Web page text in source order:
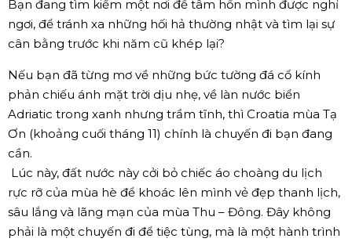
Bạn đang tìm kiếm một nơi để tâm hồn mình được nghỉ
ngơi, để tránh xa những hối hả thường nhật và tìm lại sự
cân bằng trước khi năm cũ khép lại?
Nếu bạn đã từng mơ về những bức tường đá cổ kính
phản chiếu ánh mặt trời dịu nhẹ, về làn nước biển
Adriatic trong xanh nhưng trầm tĩnh, thì Croatia mùa Tạ
Ơn (khoảng cuối tháng 11) chính là chuyến đi bạn đang
cần.
Lúc này, đất nước này cởi bỏ chiếc áo choàng du lịch
rực rỡ của mùa hè để khoác lên mình vẻ đẹp thanh lịch,
sâu lắng và lãng mạn của mùa Thu – Đông. Đây không
phải là một chuyến đi để tiệc tùng, mà là một hành trình